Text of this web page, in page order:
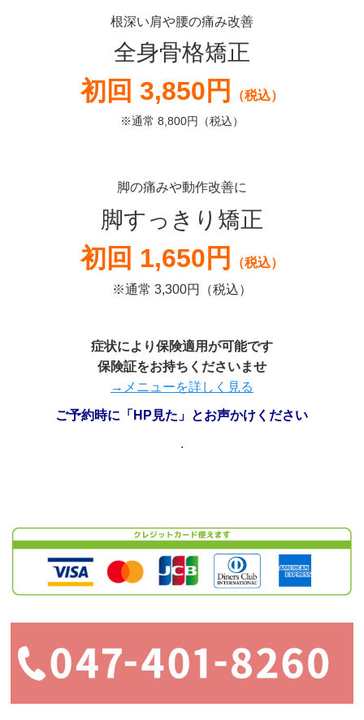
根深い肩や腰の痛み改善
全身骨格矯正
初回 3,850円 （税込）
※通常 8,800円（税込）
脚の痛みや動作改善に
脚すっきり矯正
初回 1,650円
（税込）
※通常 3,300円（税込）
症状により保険適用が可能です
保険証をお持ちくださいませ
→メニューを詳しく見る
ご予約時に「HP見た」とお声かけください
.